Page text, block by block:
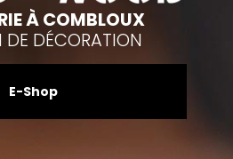
À COMBLOUX
DÉCORATION
E-Shop